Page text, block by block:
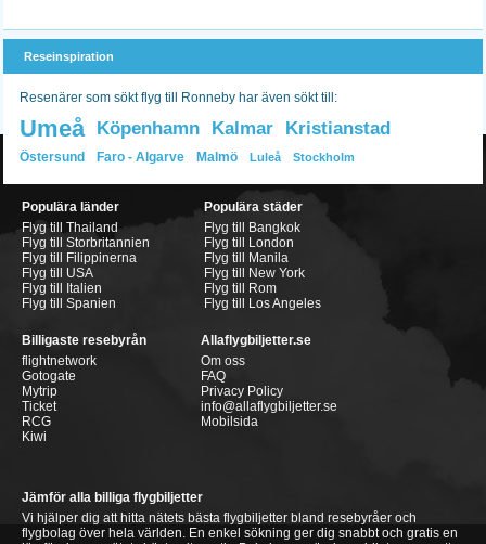
Reseinspiration
Resenärer som sökt flyg till Ronneby har även sökt till:
Umeå Köpenhamn Kalmar Kristianstad
Östersund Faro - Algarve Malmö Luleå Stockholm
Populära länder
Flyg till Thailand
Flyg till Storbritannien
Flyg till Filippinerna
Flyg till USA
Flyg till Italien
Flyg till Spanien
Populära städer
Flyg till Bangkok
Flyg till London
Flyg till Manila
Flyg till New York
Flyg till Rom
Flyg till Los Angeles
Billigaste resebyrån
flightnetwork
Gotogate
Mytrip
Ticket
RCG
Kiwi
Allaflygbiljetter.se
Om oss
FAQ
Privacy Policy
info@allaflygbiljetter.se
Mobilsida
Jämför alla billiga flygbiljetter
Vi hjälper dig att hitta nätets bästa flygbiljetter bland resebyråer och
flygbolag över hela världen. En enkel sökning ger dig snabbt och gratis en